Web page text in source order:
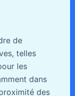
de
telles
les
dans
des